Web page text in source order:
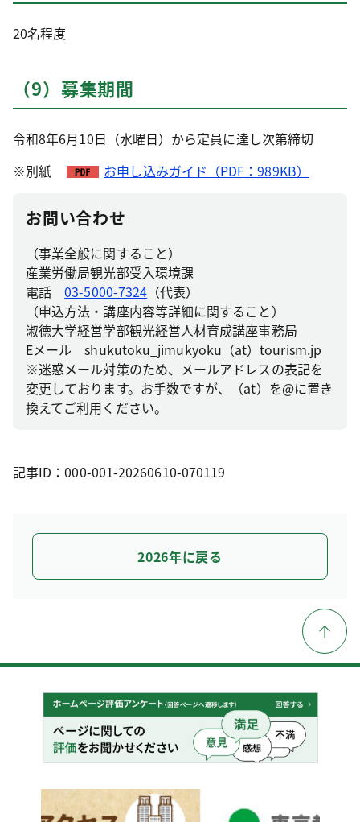
20名程度
（9）募集期間
令和8年6月10日（水曜日）から定員に達し次第締切
※別紙
お申し込みガイド（PDF：989KB）
お問い合わせ
（事業全般に関すること）
産業労働局観光部受入環境課
電話03-5000-7324 （代表）
（申込方法・講座内容等詳細に関すること）
淑徳大学経営学部観光経営人材育成講座事務局
Eメール shukutoku_jimukyoku（at）tourism.jp
※迷惑メール対策のため、メールアドレスの表記を
変更しております。お手数ですが、（at）を@に置き
換えてご利用ください。
記事ID：000-001-20260610-070119
2026年に戻る